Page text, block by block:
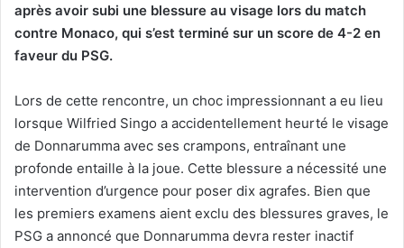
après avoir subi une blessure au visage lors du match
contre Monaco, qui s’est terminé sur un score de 4-2 en
faveur du PSG.
Lors de cette rencontre, un choc impressionnant a eu lieu
lorsque Wilfried Singo a accidentellement heurté le visage
de Donnarumma avec ses crampons, entraînant une
profonde entaille à la joue. Cette blessure a nécessité une
intervention d’urgence pour poser dix agrafes. Bien que
les premiers examens aient exclu des blessures graves, le
PSG a annoncé que Donnarumma devra rester inactif